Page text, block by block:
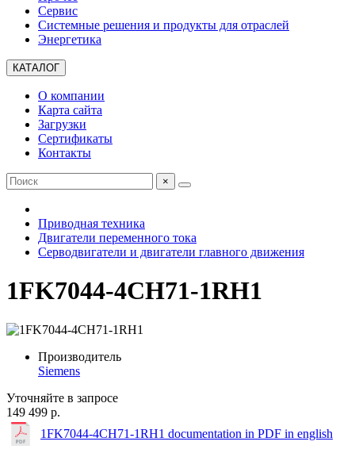
Сервис
Системные решения и продукты для отраслей
Энергетика
КАТАЛОГ
О компании
Карта сайта
Загрузки
Сертификаты
Контакты
×
Приводная техника
Двигатели переменного тока
Серводвигатели и двигатели главного движения
1FK7044-4CH71-1RH1
Производитель
Siemens
Уточняйте в запросе
149 499 р.
1FK7044-4CH71-1RH1 documentation in PDF in english